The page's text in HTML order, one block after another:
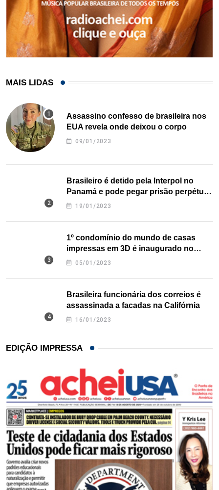
MAIS LIDAS
Assassino confesso de brasileira nos
EUA revela onde deixou o corpo
09/01/2023
Brasileiro é detido pela Interpol no
Panamá e pode pegar prisão perpétua
nos EUA
19/01/2023
1º condomínio do mundo de casas
impressas em 3D é inaugurado no
Texas
05/01/2023
Brasileira funcionária dos correios é
assassinada a facadas na Califórnia
16/01/2023
EDIÇÃO IMPRESSA